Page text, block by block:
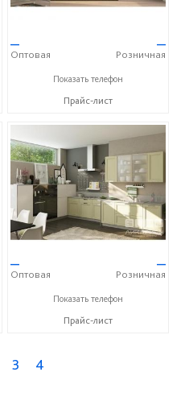
—
Оптовая
—
Розничная
+7 (903) 522-59-49
Показать телефон
Прайс-лист
—
Оптовая
—
Розничная
+7 (903) 522-59-49
Показать телефон
Прайс-лист
3 4